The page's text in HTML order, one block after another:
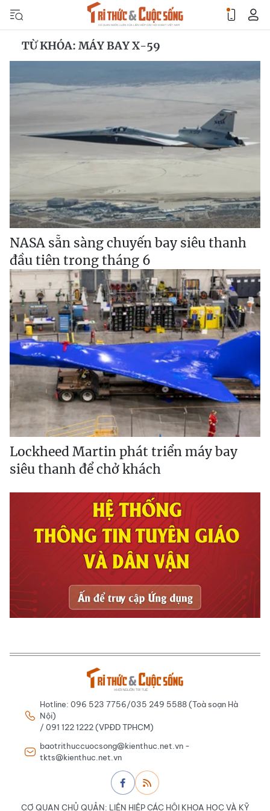
TỪ KHÓA: MÁY BAY X-59
NASA sẵn sàng chuyến bay siêu thanh
đầu tiên trong tháng 6
Lockheed Martin phát triển máy bay
siêu thanh để chở khách
Hotline: 096 523 7756/035 249 5588 (Toà soạn Hà
Nội)
/ 091 122 1222 (VPĐD TPHCM)
baotrithuccuocsong@kienthuc.net.vn -
tkts@kienthuc.net.vn
CƠ QUAN CHỦ QUẢN: LIÊN HIỆP CÁC HỘI KHOA HỌC VÀ KỸ